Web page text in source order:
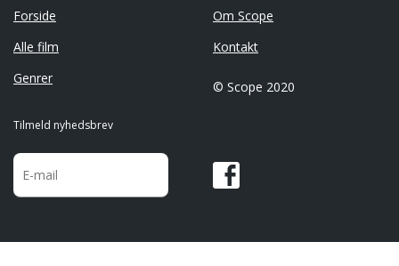
Forside
Alle film
Genrer
Om Scope
Kontakt
© Scope 2020
Tilmeld nyhedsbrev